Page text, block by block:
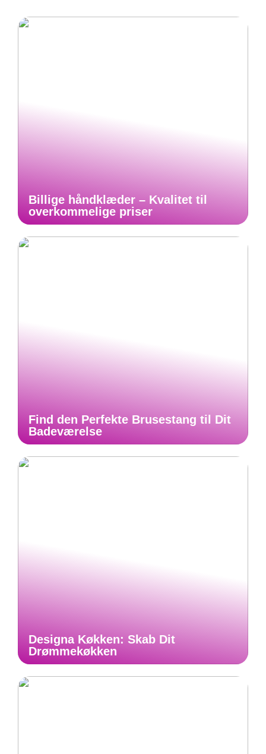
Billige håndklæder – Kvalitet til
overkommelige priser
Find den Perfekte Brusestang til Dit
Badeværelse
Designa Køkken: Skab Dit
Drømmekøkken